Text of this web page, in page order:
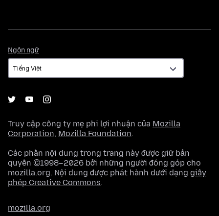
Ngôn ngữ
ngữ
Truy cập công ty mẹ phi lợi nhuận của Mozilla
Corporation, Mozilla Foundation.
Các phần nội dung trong trang này được giữ bản
quyền ©1998–2026 bởi những người đóng góp cho
mozilla.org. Nội dung được phát hành dưới dạng giấy
phép Creative Commons.
mozilla.org